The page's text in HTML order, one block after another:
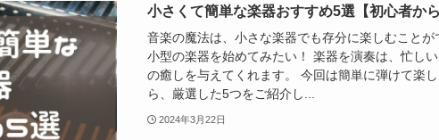
小さくて簡単な楽器おすすめ5選【初心者か
音楽の魔法は、小さな楽器でも存分に楽しむこと
小型の楽器を始めてみたい！ 楽器を演奏は、忙し
の癒しを与えてくれます。 今回は簡単に弾けて楽
ら、厳選した5つをご紹介し...
2024年3月22日